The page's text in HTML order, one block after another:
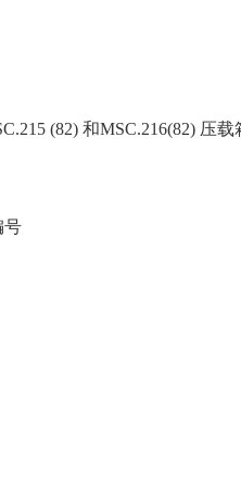
(82) 和MSC.216(82) 压
号